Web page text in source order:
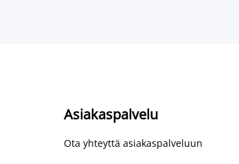
Asiakaspalvelu
Ota yhteyttä asiakaspalveluun